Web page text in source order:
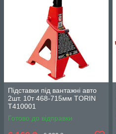
Підставки під вантажні авто
2шт. 10т 468-715мм TORIN
T410001
Готово до відправки